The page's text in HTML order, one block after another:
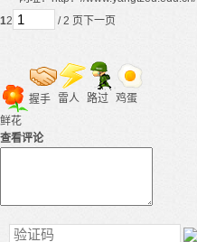
12 / 2 页 下一页
鲜花
握手 雷人 路过 鸡蛋
查看评论